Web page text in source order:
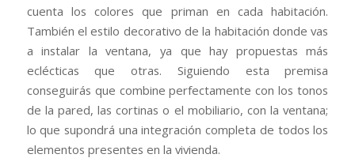
cuenta los colores que priman en cada habitación.
También el estilo decorativo de la habitación donde vas
a instalar la ventana, ya que hay propuestas más
eclécticas que otras. Siguiendo esta premisa
conseguirás que combine perfectamente con los tonos
de la pared, las cortinas o el mobiliario, con la ventana;
lo que supondrá una integración completa de todos los
elementos presentes en la vivienda.